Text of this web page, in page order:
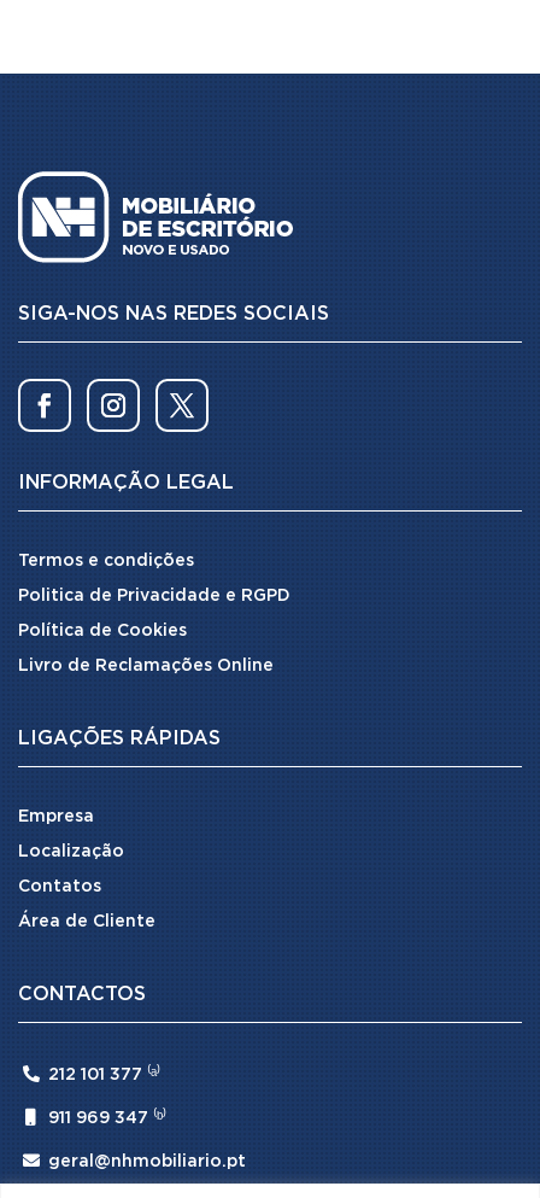
SIGA-NOS NAS REDES SOCIAIS
INFORMAÇÃO LEGAL
Termos e condições
Politica de Privacidade e RGPD
Política de Cookies
Livro de Reclamações Online
LIGAÇÕES RÁPIDAS
Empresa
Localização
Contatos
Área de Cliente
CONTACTOS
 212 101 377 ⁽ᵃ⁾
911 969 347 ⁽ᵇ⁾
 geral@nhmobiliario.pt